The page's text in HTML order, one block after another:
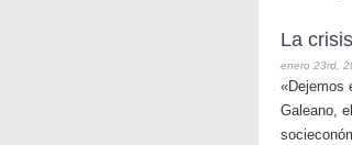
La
enero 23rd,
«Dejemos
Galeano,